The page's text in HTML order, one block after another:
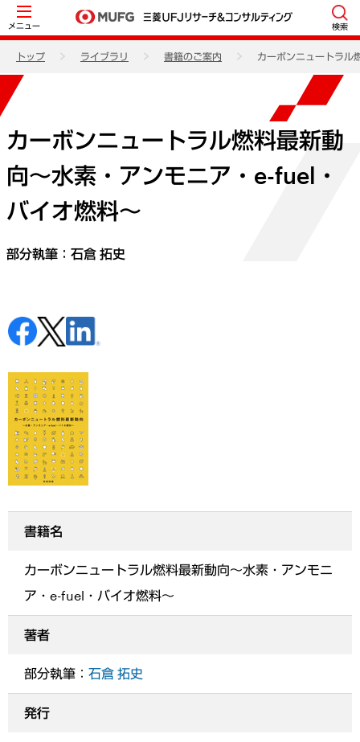
メニュー 検索
トップ ライブラリ 書籍のご案内 カーボンニュートラル
カーボンニュートラル燃料最新動
向～水素・アンモニア・e-fuel・
バイオ燃料～
部分執筆： 石倉 拓史
書籍名
カーボンニュートラル燃料最新動向～水素・アンモニ
ア・e-fuel・バイオ燃料～
著者
部分執筆：石倉 拓史
発行